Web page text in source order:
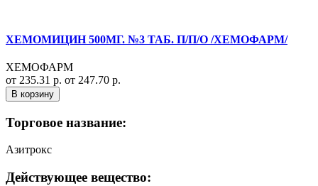
ХЕМОМИЦИН 500МГ. №3 ТАБ. П/П/О /ХЕМОФАРМ/
ХЕМОФАРМ
от 235.31 р. от 247.70 р.
В корзину
Торговое название:
Азитрокс
Действующее вещество: